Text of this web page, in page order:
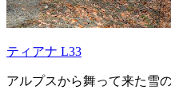
ティアナ L33
アルプスから舞って来た雪